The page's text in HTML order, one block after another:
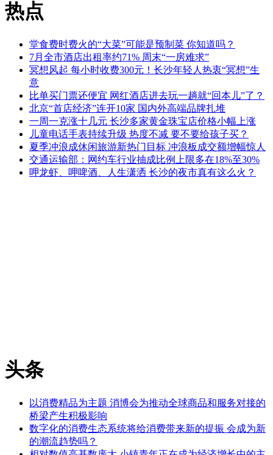
热点
堂食费时费火的“大菜”可能是预制菜 你知道吗？
7月全市酒店出租率约71% 周末“一房难求”
冥想风起 每小时收费300元！长沙年轻人热衷“冥想”生
意
比单买门票还便宜 网红酒店进去玩一趟就“回本儿”了？
北京“首店经济”连开10家 国内外高端品牌扎堆
一周一克涨十几元 长沙多家黄金珠宝店价格小幅上涨
儿童电话手表持续升级 热度不减 要不要给孩子买？
夏季冲浪成休闲旅游新热门目标 冲浪板成交额增幅惊人
交通运输部：网约车行业抽成比例上限多在18%至30%
呷龙虾、呷啤酒、人生潇洒 长沙的夜市真有这么火？
头条
以消费精品为主题 消博会为推动全球商品和服务对接的
桥梁产生积极影响
数字化的消费生态系统将给消费带来新的提振 会成为新
的潮流趋势吗？